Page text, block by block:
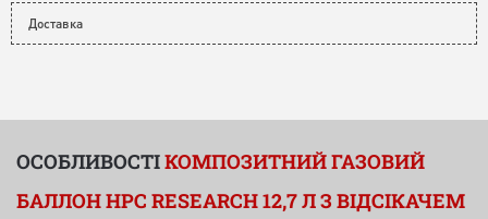
Доставка
ОСОБЛИВОСТІКОМПОЗИТНИЙ ГАЗОВИЙ
БАЛЛОН HPC RESEARCH 12,7 Л З ВІДСІКАЧЕМ